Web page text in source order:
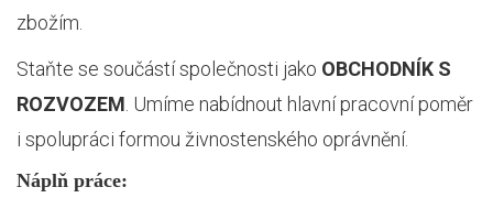
zbožím.
Staňte se součástí společnosti jako OBCHODNÍK S
ROZVOZEM . Umíme nabídnout hlavní pracovní poměr
i spolupráci formou živnostenského oprávnění.
Náplň práce: